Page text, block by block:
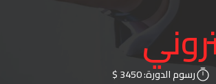
رسوم الدورة:3450 $